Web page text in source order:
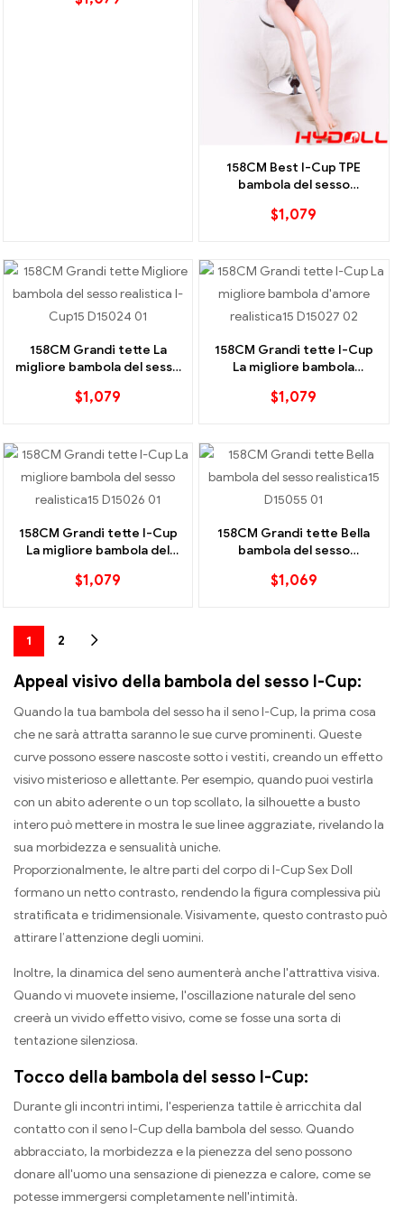
158CM Best I-Cup TPE
bambola del sesso
$1,079
158CM Grandi tette La
migliore bambola del sesso
$1,079
158CM Grandi tette I-Cup
La migliore bambola
$1,079
158CM Grandi tette I-Cup
La migliore bambola del
$1,079
158CM Grandi tette Bella
bambola del sesso
$1,069
1 2
Appeal visivo della bambola del sesso I-Cup:
Quando la tua bambola del sesso ha il seno I-Cup, la prima cosa
che ne sarà attratta saranno le sue curve prominenti. Queste
curve possono essere nascoste sotto i vestiti, creando un effetto
visivo misterioso e allettante. Per esempio, quando puoi vestirla
con un abito aderente o un top scollato, la silhouette a busto
intero può mettere in mostra le sue linee aggraziate, rivelando la
sua morbidezza e sensualità uniche.
Proporzionalmente, le altre parti del corpo di I-Cup Sex Doll
formano un netto contrasto, rendendo la figura complessiva più
stratificata e tridimensionale. Visivamente, questo contrasto può
attirare l’attenzione degli uomini.
Inoltre, la dinamica del seno aumenterà anche l'attrattiva visiva.
Quando vi muovete insieme, l'oscillazione naturale del seno
creerà un vivido effetto visivo, come se fosse una sorta di
tentazione silenziosa.
Tocco della bambola del sesso I-Cup:
Durante gli incontri intimi, l'esperienza tattile è arricchita dal
contatto con il seno I-Cup della bambola del sesso. Quando
abbracciato, la morbidezza e la pienezza del seno possono
donare all'uomo una sensazione di pienezza e calore, come se
potesse immergersi completamente nell'intimità.